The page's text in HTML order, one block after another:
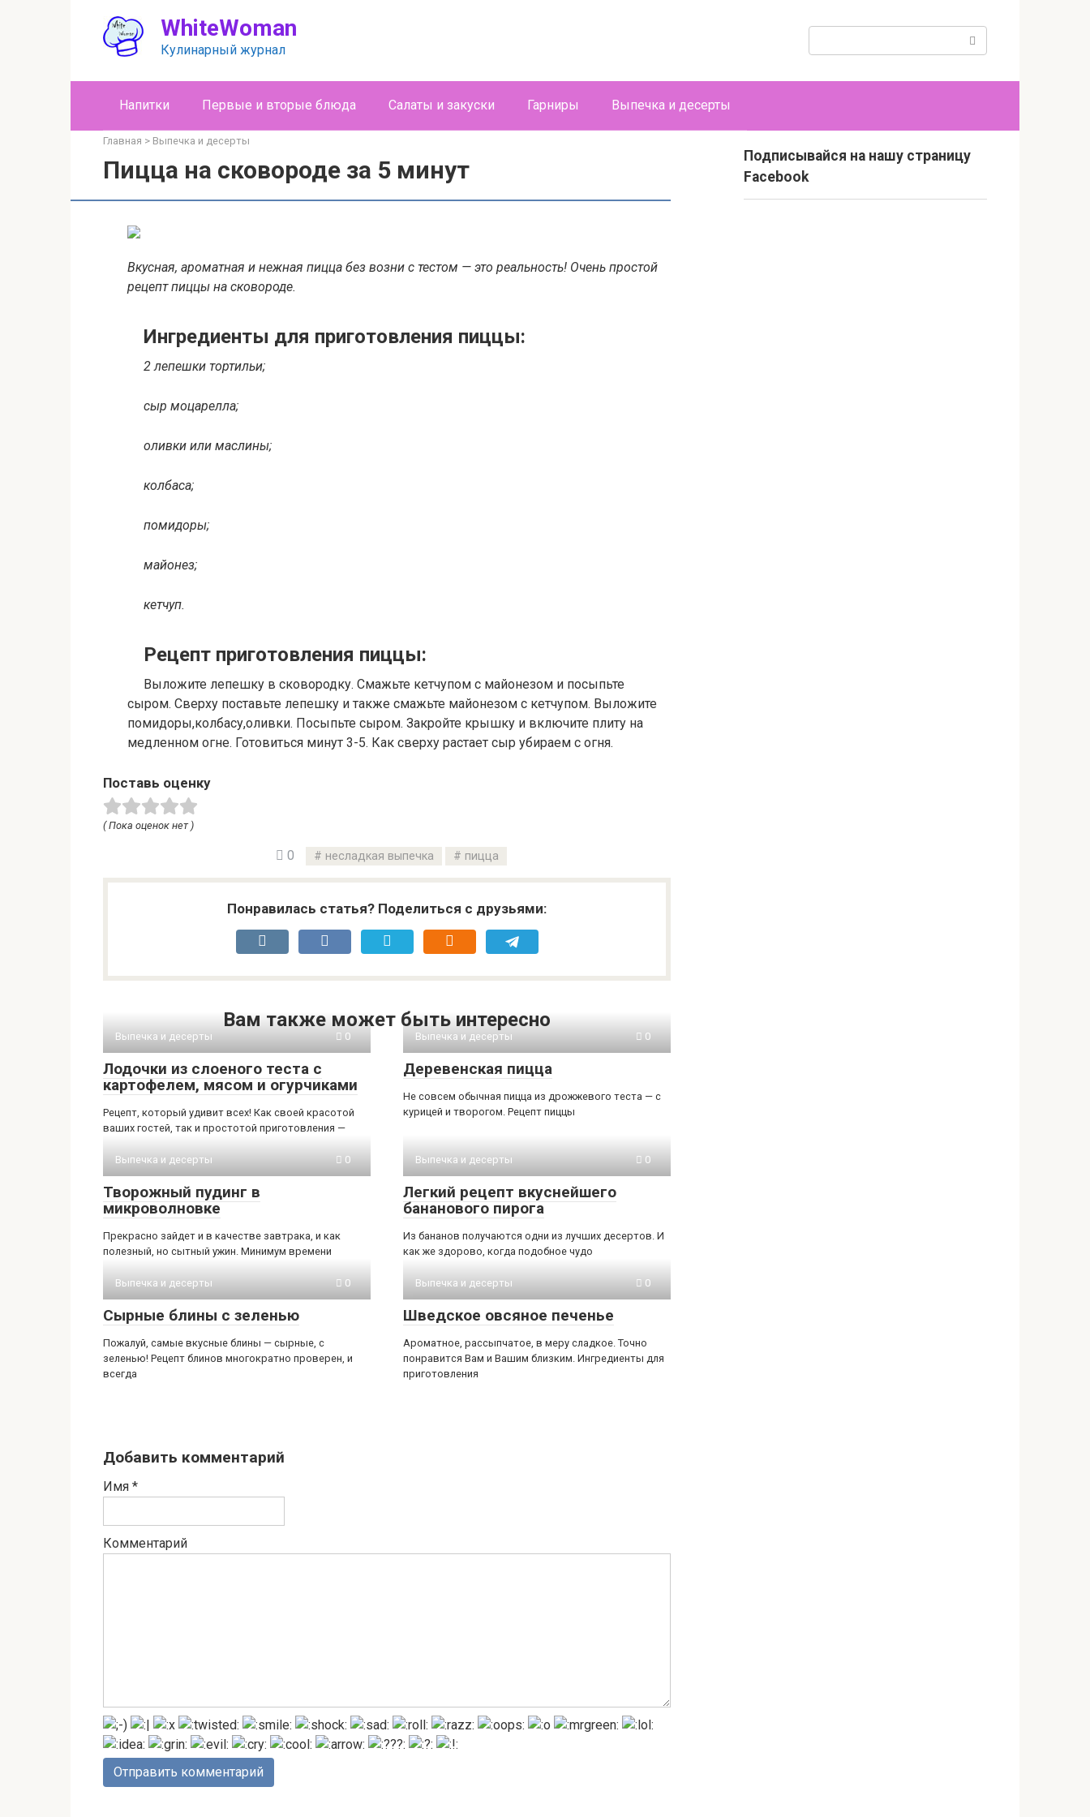
WhiteWoman
Кулинарный журнал
Напитки Первые и вторые блюда Салаты и закуски Гарниры Выпечка и десерты
Главная > Выпечка и десерты
Пицца на сковороде за 5 минут
Вкусная, ароматная и нежная пицца без возни с тестом — это реальность! Очень простой
рецепт пиццы на сковороде.
Ингредиенты для приготовления пиццы:
2 лепешки тортильи;
сыр моцарелла;
оливки или маслины;
колбаса;
помидоры;
майонез;
кетчуп.
Рецепт приготовления пиццы:
Выложите лепешку в сковородку. Смажьте кетчупом с майонезом и посыпьте
сыром. Сверху поставьте лепешку и также смажьте майонезом с кетчупом. Выложите
помидоры,колбасу,оливки. Посыпьте сыром. Закройте крышку и включите плиту на
медленном огне. Готовиться минут 3-5. Как сверху растает сыр убираем с огня.
Поставь оценку
( Пока оценок нет )
0 несладкая выпечка пицца
Понравилась статья? Поделиться с друзьями:
Вам также может быть интересно
Выпечка и десерты 0
Лодочки из слоеного теста с
картофелем, мясом и огурчиками
Рецепт, который удивит всех! Как своей красотой
ваших гостей, так и простотой приготовления —
Выпечка и десерты 0
Деревенская пицца
Не совсем обычная пицца из дрожжевого теста — с
курицей и творогом. Рецепт пиццы
Выпечка и десерты 0
Творожный пудинг в
микроволновке
Прекрасно зайдет и в качестве завтрака, и как
полезный, но сытный ужин. Минимум времени
Выпечка и десерты 0
Легкий рецепт вкуснейшего
бананового пирога
Из бананов получаются одни из лучших десертов. И
как же здорово, когда подобное чудо
Выпечка и десерты 0
Сырные блины с зеленью
Пожалуй, самые вкусные блины — сырные, с
зеленью! Рецепт блинов многократно проверен, и
всегда
Выпечка и десерты 0
Шведское овсяное печенье
Ароматное, рассыпчатое, в меру сладкое. Точно
понравится Вам и Вашим близким. Ингредиенты для
приготовления
Добавить комментарий
Имя *
Комментарий
Подписывайся на нашу страницу
Facebook